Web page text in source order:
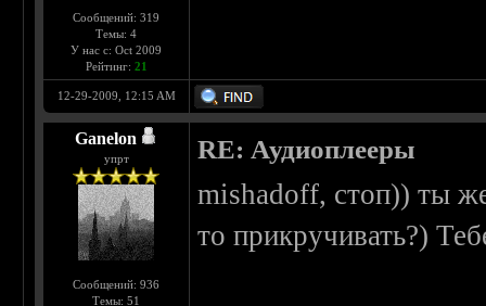
Сообщений: 319
Темы: 4
У нас с: Oct 2009
Рейтинг: 21
12-29-2009, 12:15 AM
Ganelon
упрт
Сообщений: 936
Темы: 51
RE: Аудиоплееры
mishadoff, стоп)) ты
то прикручивать?)